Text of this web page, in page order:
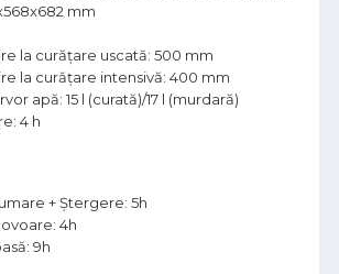
mm
la curățare uscată: 500 mm
la curățare intensivă: 400 mm
apă: 15 l (curată)/17 l (murdară)
4 h
+ Ștergere: 5h
4h
9h